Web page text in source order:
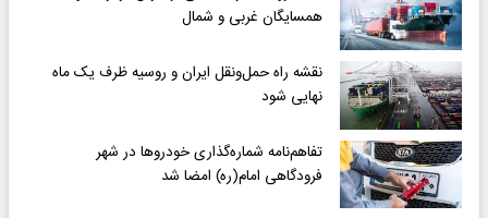
همسایگان غربی و شمال
نقشه راه حمل‌ونقل ایران و روسیه ظرف یک ماه
نهایی شود
تفاهم‌نامه شماره‌گذاری خودروها در شهر
فرودگاهی امام(ره) امضا شد